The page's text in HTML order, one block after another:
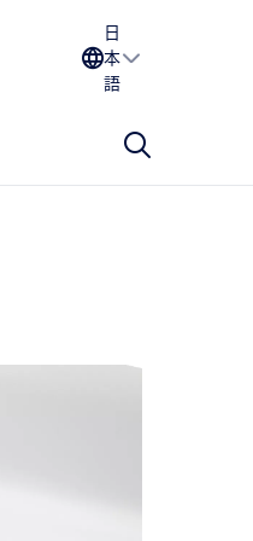
日
本
語